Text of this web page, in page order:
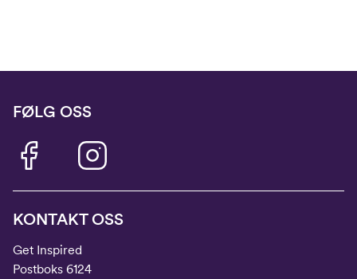
FØLG OSS
KONTAKT OSS
Get Inspired
Postboks 6124